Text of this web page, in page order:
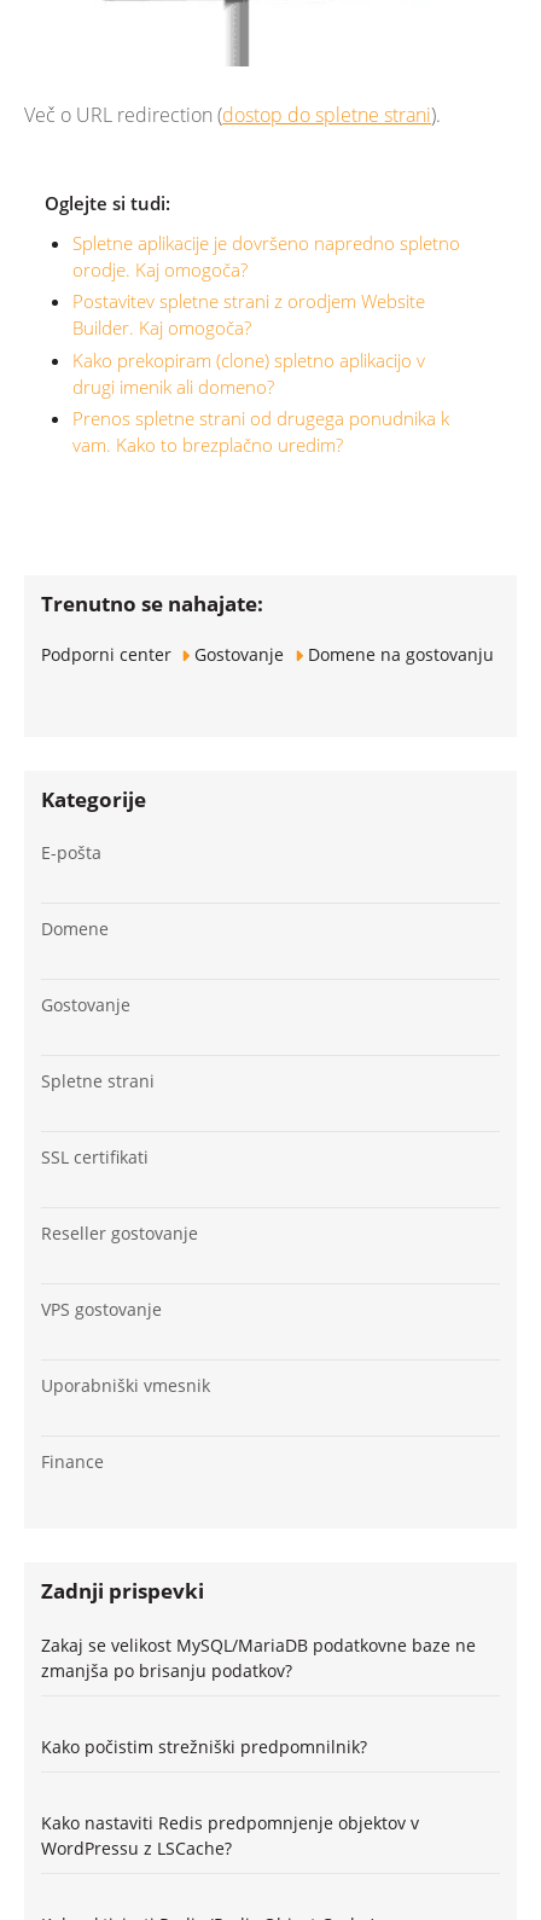
Več o URL redirection (dostop do spletne strani).
Oglejte si tudi:
Spletne aplikacije je dovršeno napredno spletno
orodje. Kaj omogoča?
Postavitev spletne strani z orodjem Website
Builder. Kaj omogoča?
Kako prekopiram (clone) spletno aplikacijo v
drugi imenik ali domeno?
Prenos spletne strani od drugega ponudnika k
vam. Kako to brezplačno uredim?
Trenutno se nahajate:
Podporni center Gostovanje Domene na gostovanju
Kategorije
E-pošta
Domene
Gostovanje
Spletne strani
SSL certifikati
Reseller gostovanje
VPS gostovanje
Uporabniški vmesnik
Finance
Zadnji prispevki
Zakaj se velikost MySQL/MariaDB podatkovne baze ne
zmanjša po brisanju podatkov?
Kako počistim strežniški predpomnilnik?
Kako nastaviti Redis predpomnjenje objektov v
WordPressu z LSCache?